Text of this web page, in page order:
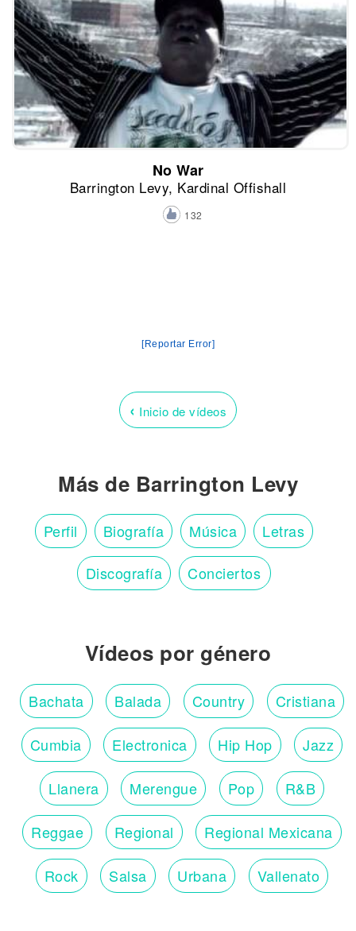
No War
Barrington Levy, Kardinal Offishall
132
[Reportar Error]
‹ Inicio de vídeos
Más de Barrington Levy
Perfil Biografía Música Letras
Discografía Conciertos
Vídeos por género
Bachata Balada Country Cristiana
Cumbia Electronica Hip Hop Jazz
Llanera Merengue Pop R&B
Reggae Regional Regional Mexicana
Rock Salsa Urbana Vallenato